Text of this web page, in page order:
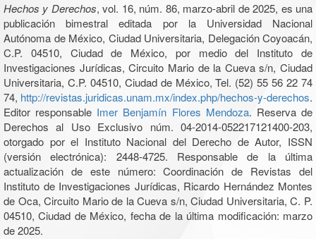
Hechos y Derechos, vol. 16, núm. 86, marzo-abril de 2025, es una
publicación bimestral editada por la Universidad Nacional
Autónoma de México, Ciudad Universitaria, Delegación Coyoacán,
C.P. 04510, Ciudad de México, por medio del Instituto de
Investigaciones Jurídicas, Circuito Mario de la Cueva s/n, Ciudad
Universitaria, C.P. 04510, Ciudad de México, Tel. (52) 55 56 22 74
74, http://revistas.juridicas.unam.mx/index.php/hechos-y-derechos.
Editor responsable Imer Benjamín Flores Mendoza. Reserva de
Derechos al Uso Exclusivo núm. 04-2014-052217121400-203,
otorgado por el Instituto Nacional del Derecho de Autor, ISSN
(versión electrónica): 2448-4725. Responsable de la última
actualización de este número: Coordinación de Revistas del
Instituto de Investigaciones Jurídicas, Ricardo Hernández Montes
de Oca, Circuito Mario de la Cueva s/n, Ciudad Universitaria, C. P.
04510, Ciudad de México, fecha de la última modificación: marzo
de 2025.